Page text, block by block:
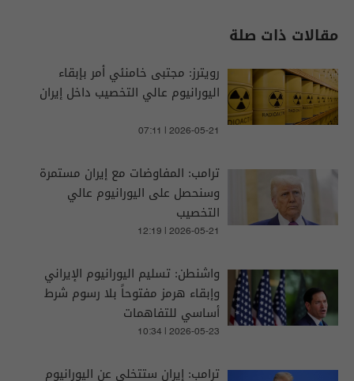
مقالات ذات صلة
رويترز: مجتبى خامنئي أمر بإبقاء
اليورانيوم عالي التخصيب داخل إيران
07:11 | 2026-05-21
ترامب: المفاوضات مع إيران مستمرة
وسنحصل على اليورانيوم عالي
التخصيب
12:19 | 2026-05-21
واشنطن: تسليم اليورانيوم الإيراني
وإبقاء هرمز مفتوحاً بلا رسوم شرط
أساسي للتفاهمات
10:34 | 2026-05-23
ترامب: إيران ستتخلى عن اليورانيوم